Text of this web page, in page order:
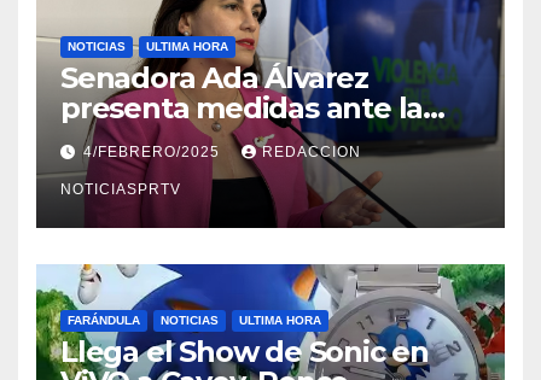
NOTICIAS ULTIMA HORA
Senadora Ada Álvarez
presenta medidas ante la
violencia en el noviazgo
4/FEBRERO/2025 REDACCION
NOTICIASPRTV
FARÁNDULA NOTICIAS ULTIMA HORA
Llega el Show de Sonic en